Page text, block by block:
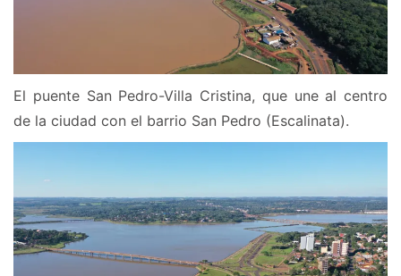
El puente San Pedro-Villa Cristina, que une al centro
de la ciudad con el barrio San Pedro (Escalinata).